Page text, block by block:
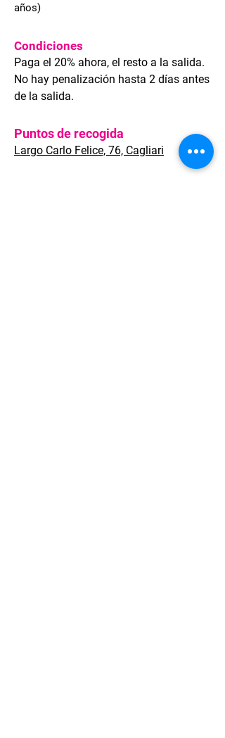
años)
Condiciones
Paga el 20% ahora, el resto a la salida.
No hay penalización hasta 2 días antes
de la salida.
Puntos de recogida
Largo Carlo Felice, 76, Cagliari